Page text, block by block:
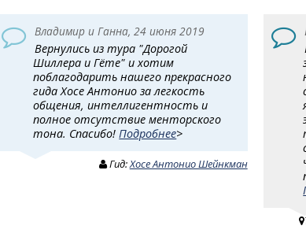
Владимир и Ганна, 24 июня 2019
Вернулись из тура "Дорогой
Шиллера и Гёте" и хотим
поблагодарить нашего прекрасного
гида Хосе Антонио за легкость
общения, интеллигентность и
полное отсутствие менторского
тона. Спасибо!Подробнее>
Гид:Хосе Антонио Шейнкман